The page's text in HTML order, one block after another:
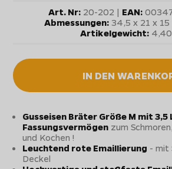
Art. Nr:20-202 | EAN:
Abmessungen:34,5 x 21 x 15
Artikelgewicht:4,40
IN DEN
Gusseisen Bräter Größe M mit
Fassungsvermögen zum
und Kochen !
Leuchtend rote Emaillierung - mit
Deckel